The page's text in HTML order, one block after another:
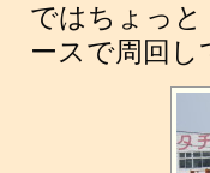
ではちょっと
ースで周回し